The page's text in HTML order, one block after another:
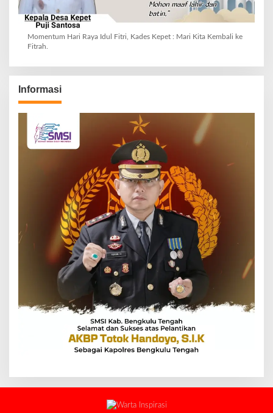
Momentum Hari Raya Idul Fitri, Kades Kepet : Mari Kita Kembali ke
Fitrah.
Informasi